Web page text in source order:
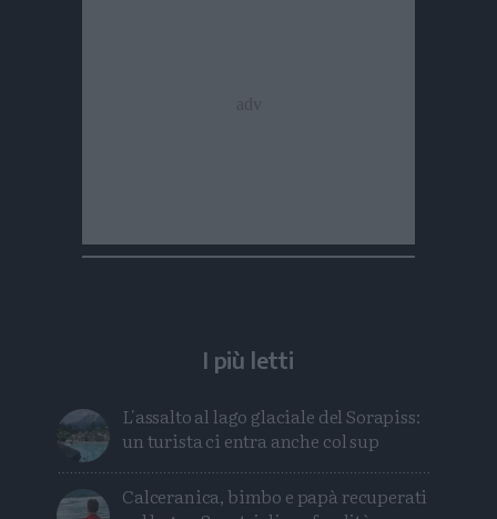
I più letti
L'assalto al lago glaciale del Sorapiss:
un turista ci entra anche col sup
Calceranica, bimbo e papà recuperati